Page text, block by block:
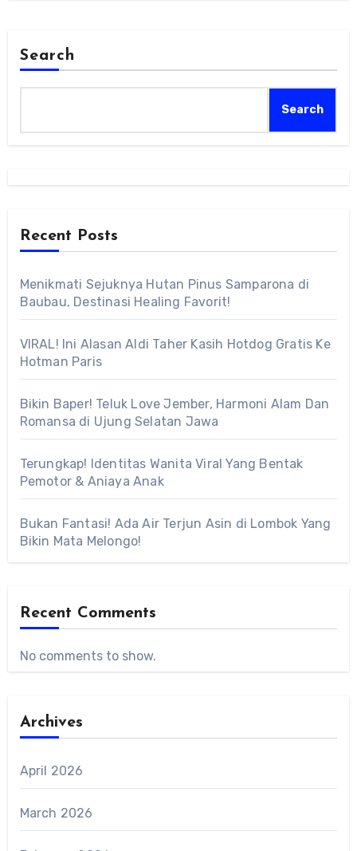
Search
Search
Recent Posts
Menikmati Sejuknya Hutan Pinus Samparona di
Baubau, Destinasi Healing Favorit!
VIRAL! Ini Alasan Aldi Taher Kasih Hotdog Gratis Ke
Hotman Paris
Bikin Baper! Teluk Love Jember, Harmoni Alam Dan
Romansa di Ujung Selatan Jawa
Terungkap! Identitas Wanita Viral Yang Bentak
Pemotor & Aniaya Anak
Bukan Fantasi! Ada Air Terjun Asin di Lombok Yang
Bikin Mata Melongo!
Recent Comments
No comments to show.
Archives
April 2026
March 2026